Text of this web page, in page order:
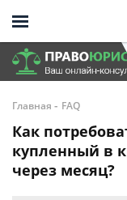
Главная - FAQ
Как
купленный в
через месяц?